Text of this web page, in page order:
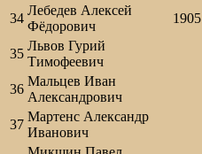
34
Лебедев Алексей
Фёдорович
1905
35
Львов Гурий
Тимофеевич
36
Мальцев Иван
Александрович
37
Мартенс Александр
Иванович